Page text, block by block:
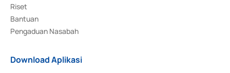
Riset
Bantuan
Pengaduan Nasabah
Download Aplikasi